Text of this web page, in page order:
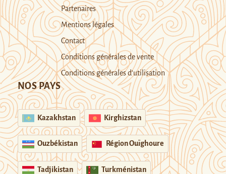
Partenaires
Mentions légales
Contact
Conditions générales de vente
Conditions générales d’utilisation
NOS PAYS
Kazakhstan Kirghizstan
Ouzbékistan Région Ouïghoure
Tadjikistan Turkménistan